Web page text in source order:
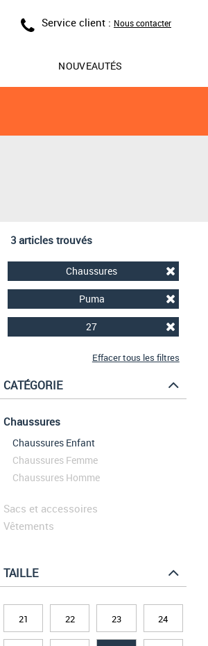
Service client : Nous contacter
NOUVEAUTÉS
3 articles trouvés
Chaussures
Puma
27
Effacer tous les filtres
CATÉGORIE
Chaussures
Chaussures Enfant
Chaussures Femme
Chaussures Homme
Sacs et accessoires
Vêtements
TAILLE
21 22 23 24